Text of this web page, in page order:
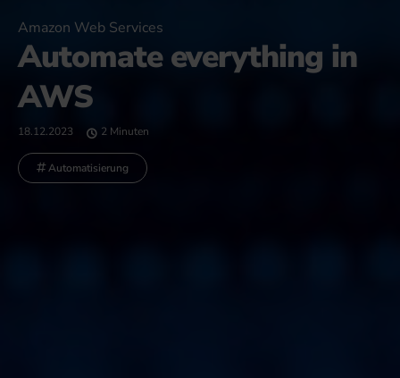
Amazon Web Services
Automate everything in
AWS
18.12.2023 2 Minuten
Automatisierung